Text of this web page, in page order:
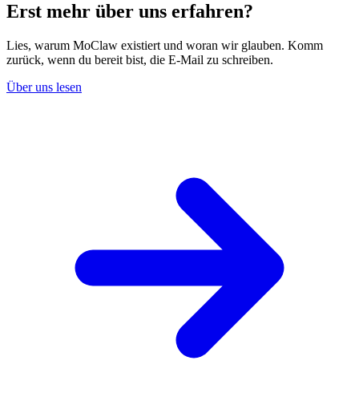
Erst mehr über uns erfahren?
Lies, warum MoClaw existiert und woran wir glauben. Komm
zurück, wenn du bereit bist, die E-Mail zu schreiben.
Über uns lesen